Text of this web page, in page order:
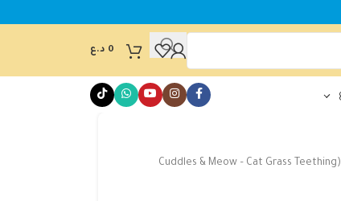
0 د.ع
أعواد عشب القطط للتسنين وتنظيف الأسنان (Cuddles & Meow – Cat Grass Teething